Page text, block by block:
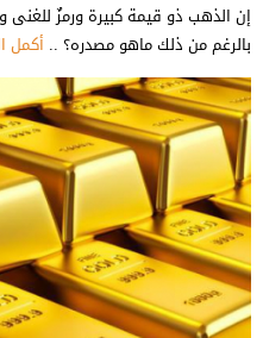
إن الذهب ذو قيمة كبيرة ورمزٌ
بالرغم من ذلك ماهو مصدره؟ .. أكمل